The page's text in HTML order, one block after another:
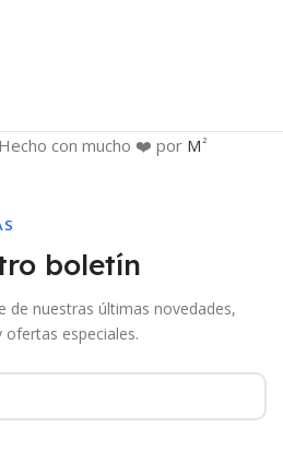
con mucho ❤️ por M 2
boletín
de nuestras últimas novedades,
especiales.